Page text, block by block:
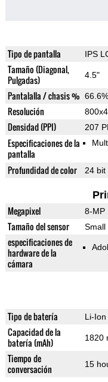
Tipo de pantalla IPS
Tamaño (Diagonal,
Pulgadas)
4.5"
Pantalalla / chasis % 66.6%
Resolución
Densidad (PPI) 207
Especificaciones de la
pantalla
Profundidad de color 24 bit
Megapixel 8-MP
Tamaño del sensor Small
especificaciones de
hardware de la
cámara
Tipo de batería Li-Ion
Capacidad de la
batería (mAh)
1820
Tiempo de
conversación
15